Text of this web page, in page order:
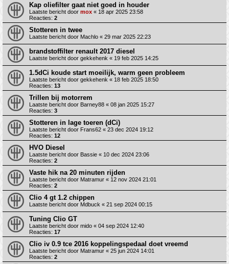
Kap oliefilter gaat niet goed in houder
Laatste bericht door mox « 18 apr 2025 23:58
Reacties: 2
Stotteren in twee
Laatste bericht door Machlo « 29 mar 2025 22:23
brandstoffilter renault 2017 diesel
Laatste bericht door gekkehenk « 19 feb 2025 14:25
1.5dCi koude start moeilijk, warm geen probleem
Laatste bericht door gekkehenk « 18 feb 2025 18:50
Reacties: 13
Trillen bij motorrem
Laatste bericht door Barney88 « 08 jan 2025 15:27
Reacties: 3
Stotteren in lage toeren (dCi)
Laatste bericht door Frans62 « 23 dec 2024 19:12
Reacties: 12
HVO Diesel
Laatste bericht door Bassie « 10 dec 2024 23:06
Reacties: 2
Vaste hik na 20 minuten rijden
Laatste bericht door Matramur « 12 nov 2024 21:01
Reacties: 2
Clio 4 gt 1.2 chippen
Laatste bericht door Mdbuck « 21 sep 2024 00:15
Tuning Clio GT
Laatste bericht door mido « 04 sep 2024 12:40
Reacties: 17
Clio iv 0.9 tce 2016 koppelingspedaal doet vreemd
Laatste bericht door Matramur « 25 jun 2024 14:01
Reacties: 2